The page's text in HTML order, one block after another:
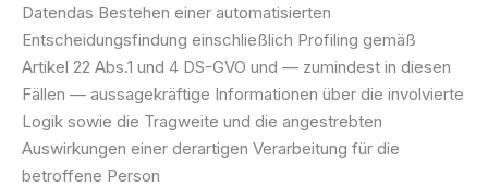
Datendas Bestehen einer automatisierten
Entscheidungsfindung einschließlich Profiling gemäß
Artikel 22 Abs.1 und 4 DS-GVO und — zumindest in diesen
Fällen — aussagekräftige Informationen über die involvierte
Logik sowie die Tragweite und die angestrebten
Auswirkungen einer derartigen Verarbeitung für die
betroffene Person